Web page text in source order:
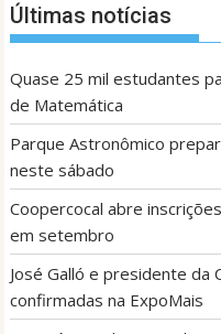
Últimas notícias
Quase 25 mil estudantes
de Matemática
Parque Astronômico
neste sábado
Coopercocal abre
em setembro
José Galló e presidente da
confirmadas na ExpoMais